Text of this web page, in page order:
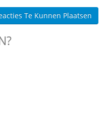
Te Kunnen Plaatsen